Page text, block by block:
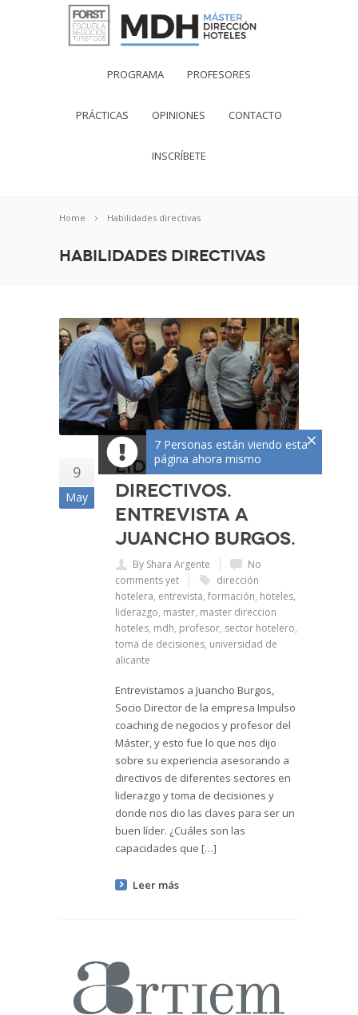
PROGRAMA PROFESORES
PRÁCTICAS OPINIONES CONTACTO
INSCRÍBETE
Home Habilidades directivas
Habilidades directivas
9
May
Liderazgo para
directivos.
Entrevista a
Juancho Burgos.
By Shara Argente
No
comments yet
dirección
hotelera, entrevista, formación, hoteles,
liderazgo, master, master direccion
hoteles, mdh, profesor, sector hotelero,
toma de decisiones, universidad de
alicante
Entrevistamos a Juancho Burgos,
Socio Director de la empresa Impulso
coaching de negocios y profesor del
Máster, y esto fue lo que nos dijo
sobre su experiencia asesorando a
directivos de diferentes sectores en
liderazgo y toma de decisiones y
donde nos dio las claves para ser un
buen líder. ¿Cuáles son las
capacidades que […]
Leer más
×
7 Personas están viendo esta
página ahora mismo